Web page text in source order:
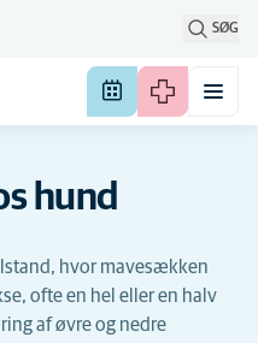
SØG
hund
hvor mavesækken
ofte en hel eller en halv
af øvre og nedre